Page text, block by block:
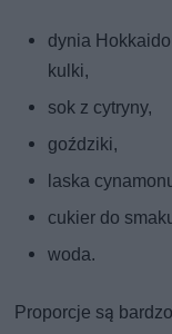
dynia
kulki,
sok z cytryny,
goździki,
laska
cukier do
woda.
Proporcje są